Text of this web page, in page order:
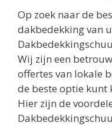
Op zoek naar de
dakbedekking van
Wij zijn een
offertes van lokale
de beste optie kunt
Hier zijn de